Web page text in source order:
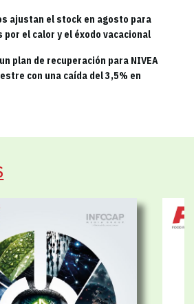
ajustan el stock en agosto para
el calor y el éxodo vacacional
plan de recuperación para NIVEA
con una caída del 3,5% en